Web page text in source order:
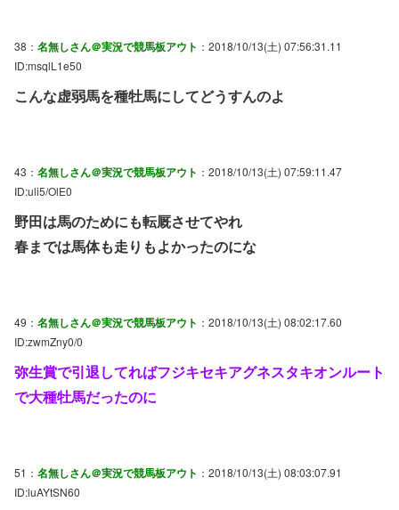
38： 名無しさん＠実況で競馬板アウト ：2018/10/13(土) 07:56:31.11
ID:msqlL1e50
こんな虚弱馬を種牡馬にしてどうすんのよ
43： 名無しさん＠実況で競馬板アウト ：2018/10/13(土) 07:59:11.47
ID:uli5/OlE0
野田は馬のためにも転厩させてやれ
春までは馬体も走りもよかったのにな
49： 名無しさん＠実況で競馬板アウト ：2018/10/13(土) 08:02:17.60
ID:zwmZny0/0
弥生賞で引退してればフジキセキアグネスタキオンルート
で大種牡馬だったのに
51： 名無しさん＠実況で競馬板アウト ：2018/10/13(土) 08:03:07.91
ID:luAYtSN60